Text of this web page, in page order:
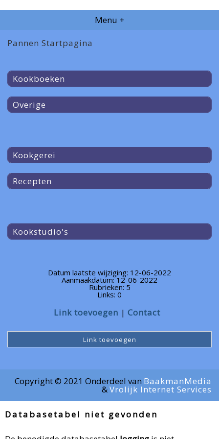
Menu +
Pannen Startpagina
Kookboeken
Overige
Kookgerei
Recepten
Kookstudio's
Datum laatste wijziging: 12-06-2022
Aanmaakdatum: 12-06-2022
Rubrieken: 5
Links: 0
Link toevoegen Contact
Link toevoegen
Copyright © 2021 Onderdeel van BaakmanMedia
&Vrolijk Internet Services
Databasetabel niet gevonden